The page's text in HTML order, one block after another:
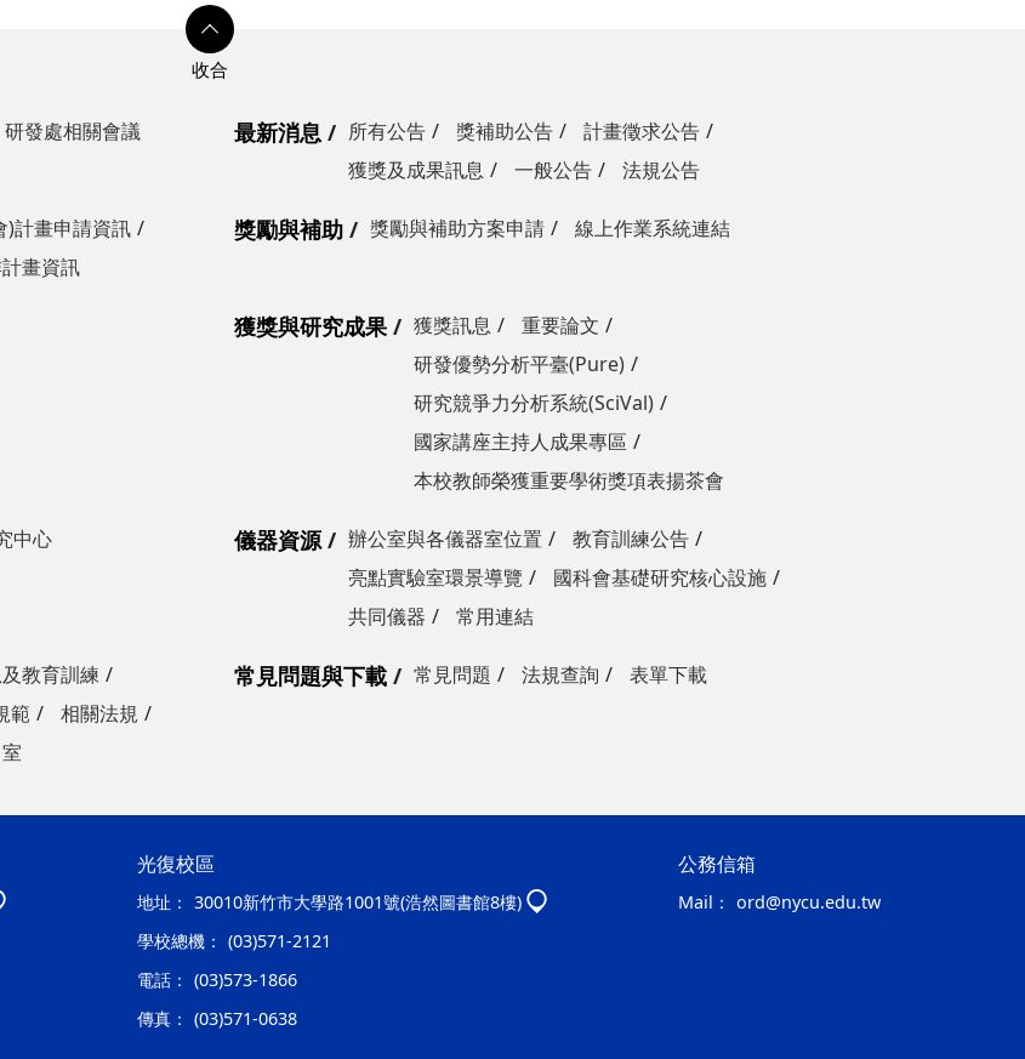
研發處相關會議 最新消息 所有公告 獎補助公告
計畫徵求公告
獲獎及成果訊息
一般公告 法規公告
)計畫申請資訊
畫資訊
獎勵與補助 獎勵與補助方案申請 線上作業系統連結
獲獎與研究成果 獲獎訊息
重要論文
研發優勢分析平臺(Pure)
研究競爭力分析系統(SciVal)
國家講座主持人成果專區
本校教師榮獲重要學術獎項表揚茶會
中心 儀器資源 辦公室與各儀器室位置
教育訓練公告
亮點實驗室環景導覽
國科會基礎研究核心設施
共同儀器
常用連結
教育訓練
範
相關法規
常見問題與下載 常見問題 法規查詢 表單下載
光復校區
地址： 30010新竹市大學路1001號(浩然圖書館8樓)
學校總機： (03)571-2121
電話： (03)573-1866
傳真： (03)571-0638
公務信箱
Mail： ord@nycu.edu.tw